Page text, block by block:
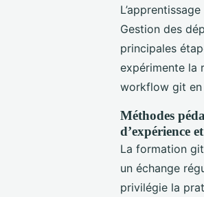
Gestion des
principales
expérimente la
workflow git
Méthodes
d’expérience
La formation
un échange
privilégie la